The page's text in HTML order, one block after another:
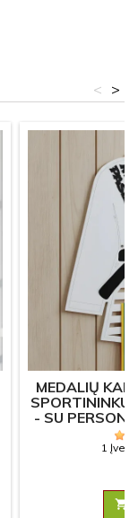
>
<
MEDALIŲ
- SU
1
